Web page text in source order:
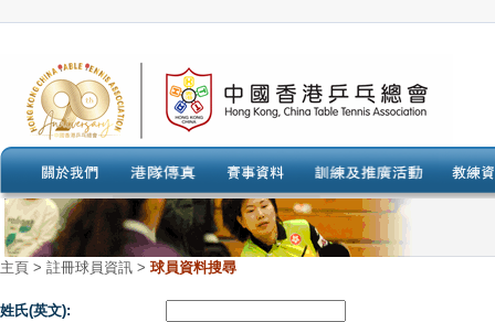
主頁 > 註冊球員資訊 > 球員資料搜尋
姓氏(英文):